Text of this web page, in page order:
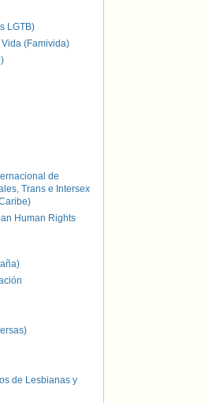
LGTB)
(Famivida)
de
Trans e Intersex
Human Rights
de Lesbianas y